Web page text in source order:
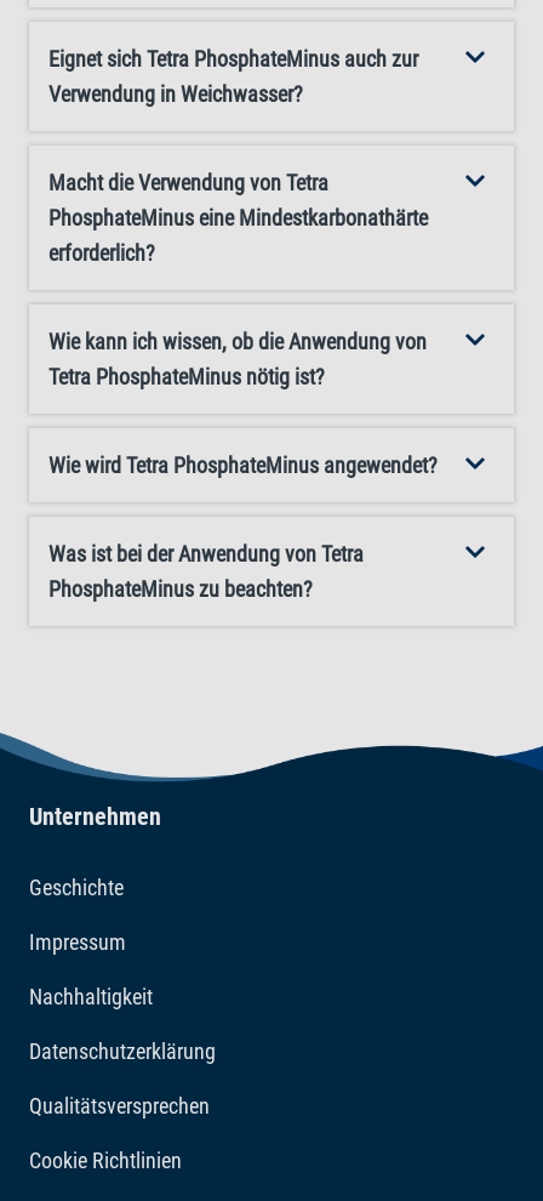
Aquarienwasser. Verwenden Sie zur genauen Dosierung
die mitgelieferte Dosierkappe. Um den gewünschten
haben. Sorgen Sie außerdem für eine ausreichende
Belüftung Ihres Aquariums (zum Beispiel mit dem Tetra
APS-Sortiment), um nützliche Mikroorganismen zu
Tetra PhosphateMinus, um in Ihrem Aquarium Phosphat
effektiv zu reduzieren und ein ausgewogenes Ökosystem
Eignet sich Tetra PhosphateMinus auch zur
Verwendung in Weichwasser?
Macht die Verwendung von Tetra
PhosphateMinus eine Mindestkarbonathärte
erforderlich?
Wie kann ich wissen, ob die Anwendung von
Tetra PhosphateMinus nötig ist?
Wie wird Tetra PhosphateMinus angewendet?
Was ist bei der Anwendung von Tetra
PhosphateMinus zu beachten?
Unternehmen
Geschichte
Impressum
Nachhaltigkeit
Datenschutzerklärung
Qualitätsversprechen
Cookie Richtlinien